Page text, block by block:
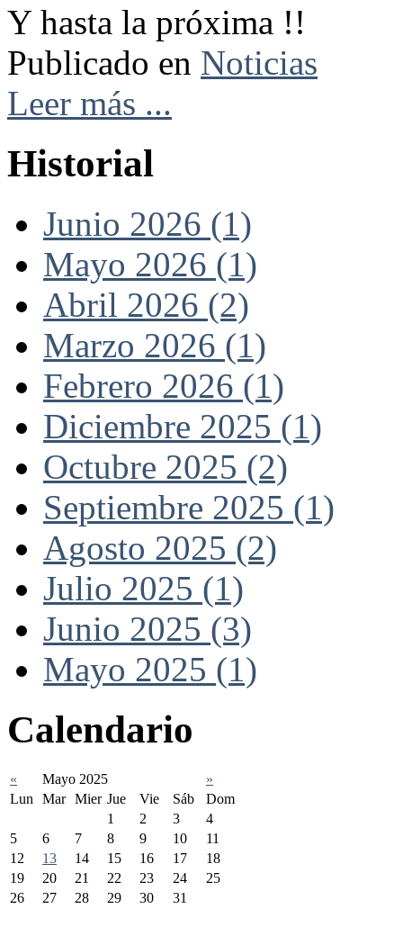
Y hasta la próxima !!
Publicado en Noticias
Leer más ...
Historial
Junio 2026 (1)
Mayo 2026 (1)
Abril 2026 (2)
Marzo 2026 (1)
Febrero 2026 (1)
Diciembre 2025 (1)
Octubre 2025 (2)
Septiembre 2025 (1)
Agosto 2025 (2)
Julio 2025 (1)
Junio 2025 (3)
Mayo 2025 (1)
Calendario
« Mayo 2025
»
Lun Mar Mier Jue Vie Sáb
Dom
1
2 3
4
5
6 7 8 9 10
11
12
13 14 15 16 17
18
19
20 21 22 23 24
25
26
27 28 29 30
31